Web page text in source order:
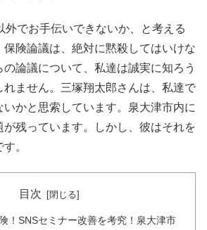
外でお手伝いできないか、と考える
保険論議は、絶対に黙殺してはいけな
論議について、私達は誠実に知ろう
れません。三塚翔太郎さんは、私達で
いかと思索しています。泉大津市内に
が残っています。しかし、彼はそれを
。
目次
！SNSセミナー改善を考究！泉大津市